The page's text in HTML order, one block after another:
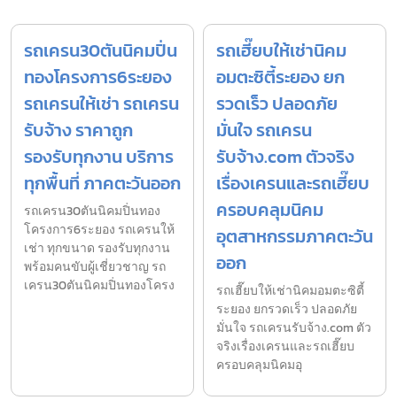
รถเครน30ตันนิคมปิ่น
ทองโครงการ6ระยอง
รถเครนให้เช่า รถเครน
รับจ้าง ราคาถูก
รองรับทุกงาน บริการ
ทุกพื้นที่ ภาคตะวันออก
รถเครน30ตันนิคมปิ่นทอง
โครงการ6ระยอง รถเครนให้
เช่า ทุกขนาด รองรับทุกงาน
พร้อมคนขับผู้เชี่ยวชาญ รถ
เครน30ตันนิคมปิ่นทองโครง
รถเฮี๊ยบให้เช่านิคม
อมตะซิตี้ระยอง ยก
รวดเร็ว ปลอดภัย
มั่นใจ รถเครน
รับจ้าง.com ตัวจริง
เรื่องเครนและรถเฮี๊ยบ
ครอบคลุมนิคม
อุตสาหกรรมภาคตะวัน
ออก
รถเฮี๊ยบให้เช่านิคมอมตะซิตี้
ระยอง ยกรวดเร็ว ปลอดภัย
มั่นใจ รถเครนรับจ้าง.com ตัว
จริงเรื่องเครนและรถเฮี๊ยบ
ครอบคลุมนิคมอุ